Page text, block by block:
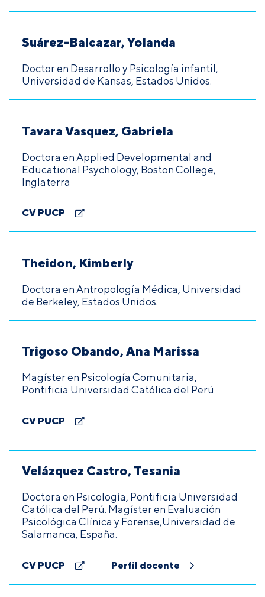
Suárez-Balcazar, Yolanda
Doctor en Desarrollo y Psicología infantil,
Universidad de Kansas, Estados Unidos.
Tavara Vasquez, Gabriela
Doctora en Applied Developmental and
Educational Psychology, Boston College,
Inglaterra
CV PUCP
Theidon, Kimberly
Doctora en Antropología Médica, Universidad
de Berkeley, Estados Unidos.
Trigoso Obando, Ana Marissa
Magíster en Psicología Comunitaria,
Pontificia Universidad Católica del Perú
CV PUCP
Velázquez Castro, Tesania
Doctora en Psicología, Pontificia Universidad
Católica del Perú. Magíster en Evaluación
Psicológica Clínica y Forense,Universidad de
Salamanca, España.
CV PUCP Perfil docente